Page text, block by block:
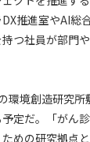
推進室やAI総
つ社員が部門
環境創造研究所
定だ。「がん
めの研究拠点